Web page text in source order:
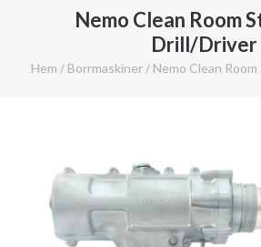
Nemo Clean Room
Drill/Driver
Hem / Borrmaskiner / Nemo Clean